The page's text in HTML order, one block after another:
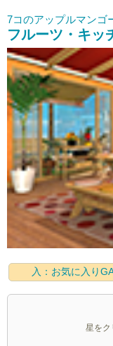
7コのアップルマンゴ
フルーツ・キッ
入：お気に入り
星をク